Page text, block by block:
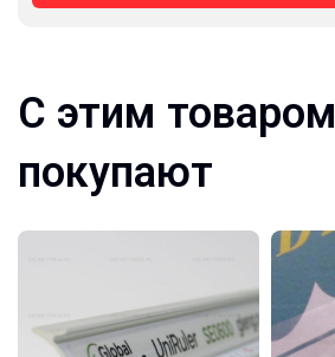
С этим товаром
покупают